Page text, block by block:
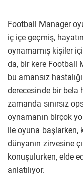
Football Manager
iç içe geçmiş,
oynamamış kişiler
da, bir kere Football
bu amansız
derecesinde bir bela
zamanda sınırsız
oynamanın birçok
ile oyuna başlarken,
dünyanın zirvesine
konuşulurken, elde
anlatılıyor.